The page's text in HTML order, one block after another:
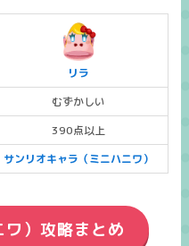
リラ
むずかしい
390点以上
サンリオキャラ（ミニハニワ）
）攻略まとめ